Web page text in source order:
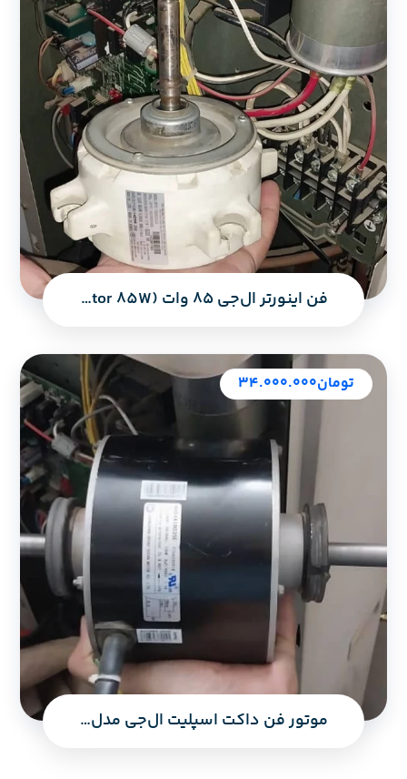
فن اینورتر ال‌جی ۸۵ وات (LG Inverter Fan Motor 85W) – استوک، مخصوص کندانسور کولر گازی
موتور فن داکت اسپلیت ال‌جی مدل 468A (LG Duct Fan Motor 468A) – استوک
تومان۳۴.۰۰۰.۰۰۰